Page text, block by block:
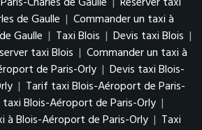
de Gaulle | Commander un taxi à
Gaulle | Taxi Blois | Devis taxi Blois |
taxi Blois | Commander un taxi à
de Paris-Orly | Devis taxi Blois-
| Tarif taxi Blois-Aéroport de Paris-
taxi Blois-Aéroport de Paris-Orly |
à Blois-Aéroport de Paris-Orly | Taxi